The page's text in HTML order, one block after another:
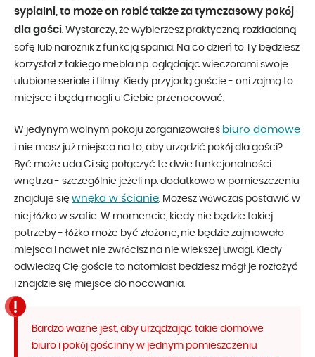
sypialni, to może on robić także za tymczasowy pokój
dla gości. Wystarczy, że wybierzesz praktyczną, rozkładaną
sofę lub narożnik z funkcją spania. Na co dzień to Ty będziesz
korzystał z takiego mebla np. oglądając wieczorami swoje
ulubione seriale i filmy. Kiedy przyjadą goście - oni zajmą to
miejsce i będą mogli u Ciebie przenocować.
W jedynym wolnym pokoju zorganizowałeś biuro domowe
i nie masz już miejsca na to, aby urządzić pokój dla gości?
Być może uda Ci się połączyć te dwie funkcjonalności
wnętrza - szczególnie jeżeli np. dodatkowo w pomieszczeniu
znajduje się wnęka w ścianie. Możesz wówczas postawić w
niej łóżko w szafie. W momencie, kiedy nie będzie takiej
potrzeby - łóżko może być złożone, nie będzie zajmowało
miejsca i nawet nie zwrócisz na nie większej uwagi. Kiedy
odwiedzą Cię goście to natomiast będziesz mógł je rozłożyć
i znajdzie się miejsce do nocowania.
Bardzo ważne jest, aby urządzając takie domowe
biuro i pokój gościnny w jednym pomieszczeniu